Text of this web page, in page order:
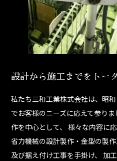
設計から施工までをトー
私たち三和工業株式会社は、昭
でお客様のニーズに応えて参り
作を中心として、 様々な内容に
省力機械の設計製作・金型の製
及び据え付け工事を手掛け、 加